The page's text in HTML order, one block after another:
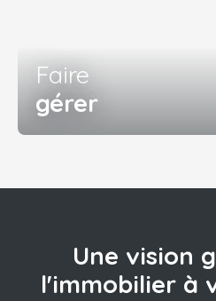
Faire
gérer
Une vision
l'immobilier à